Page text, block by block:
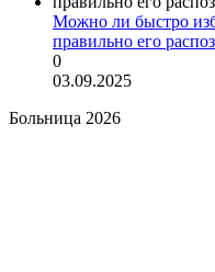
Можно ли быстро
правильно его
0
03.09.2025
Больница 2026